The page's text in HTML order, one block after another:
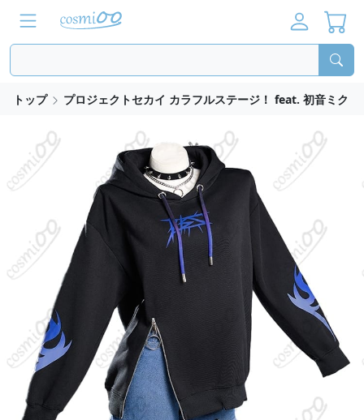
トップ プロジェクトセカイ カラフルステージ！ feat. 初音ミク